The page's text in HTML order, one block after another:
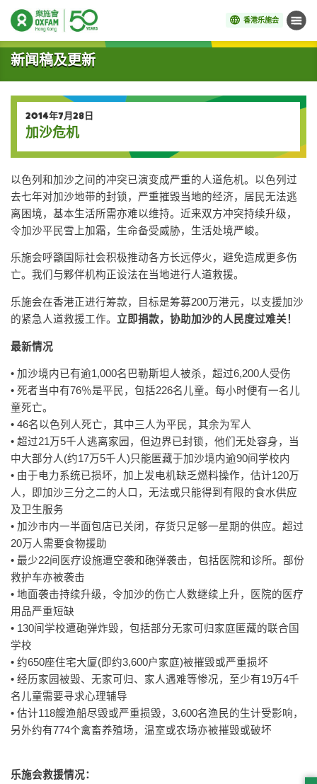
香港乐施会 菜单
开始主要内容
新闻稿及更新
2014年7月28日
加沙危机
以色列和加沙之间的冲突已演变成严重的人道危机。以色列过
去七年对加沙地带的封锁，严重摧毁当地的经济，居民无法逃
离困境，基本生活所需亦难以维持。近来双方冲突持续升级，
令加沙平民雪上加霜，生命备受威胁，生活处境严峻。
乐施会呼籲国际社会积极推动各方长远停火，避免造成更多伤
亡。我们与夥伴机构正设法在当地进行人道救援。
乐施会在香港正进行筹款，目标是筹募200万港元，以支援加沙
的紧急人道救援工作。 立即捐款，协助加沙的人民度过难关！
最新情况
• 加沙境内已有逾1,000名巴勒斯坦人被杀，超过6,200人受伤
• 死者当中有76％是平民，包括226名儿童。每小时便有一名儿
童死亡。
• 46名以色列人死亡，其中三人为平民，其余为军人
• 超过21万5千人逃离家园，但边界已封锁，他们无处容身，当
中大部分人(约17万5千人)只能匿藏于加沙境内逾90间学校内
• 由于电力系统已损坏，加上发电机缺乏燃料操作，估计120万
人，即加沙三分之二的人口，无法或只能得到有限的食水供应
及卫生服务
• 加沙市内一半面包店已关闭，存货只足够一星期的供应。超过
20万人需要食物援助
• 最少22间医疗设施遭空袭和砲弹袭击，包括医院和诊所。部份
救护车亦被袭击
• 地面袭击持续升级，令加沙的伤亡人数继续上升，医院的医疗
用品严重短缺
• 130间学校遭砲弹炸毁，包括部分无家可归家庭匿藏的联合国
学校
• 约650座住宅大厦(即约3,600户家庭)被摧毁或严重损坏
• 经历家园被毁、无家可归、家人遇难等惨况，至少有19万4千
名儿童需要寻求心理辅导
• 估计118艘渔船尽毁或严重损毁，3,600名渔民的生计受影响，
另外约有774个禽畜养殖场，温室或农场亦被摧毁或破坏
乐施会救援情况：